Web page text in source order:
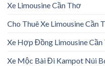
Xe Limousine Cần Thơ
Cho Thuê Xe Limousine Cần
Xe Hợp Đồng Limousine Cần
Xe Mộc Bài Đi Kampot Núi